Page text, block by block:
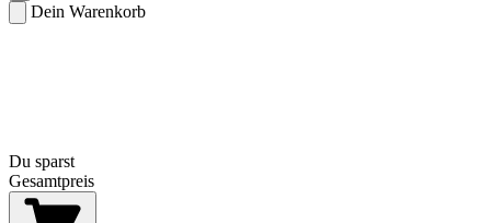
Dein Warenkorb
Du sparst
Gesamtpreis